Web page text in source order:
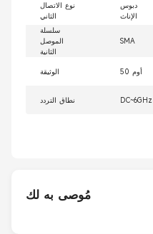
نوع الاتصال
الثاني
دبوس
الإناث
سلسلة
الموصل
الثانية
SMA
الوثيقة 50 أوم
نطاق التردد DC~6GHz
مُوصى به لك